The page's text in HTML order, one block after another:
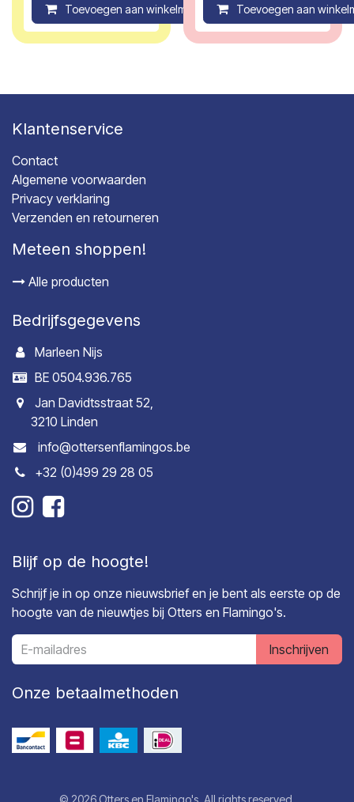
Toevoegen aan winkelmandje Compare
Toevoegen aan
Klantenservice
Contact
Algemene voorwaarden
Privacy verklaring
Verzenden en retourneren
Meteen shoppen!
Alle producten
Bedrijfsgegevens
Marleen Nijs
BE 0504.936.765
Jan Davidtsstraat 52,
3210 Linden
info@ottersenflamingos.be
+32 (0)499 29 28 05
Blijf op de hoogte!
Schrijf je in op onze nieuwsbrief en je bent als eerste op de
hoogte van de nieuwtjes bij Otters en Flamingo's.
Inschrijven
Onze betaalmethoden